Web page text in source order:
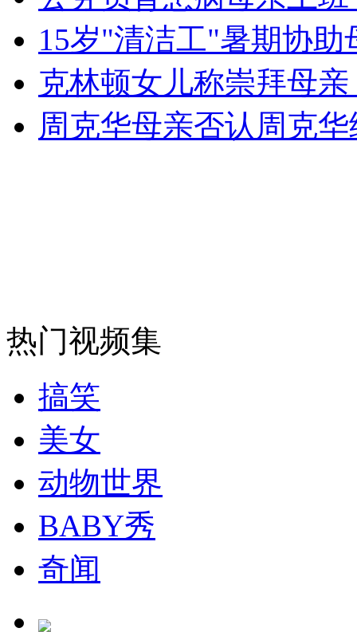
外交部：反对强权政治霸凌主义
消防员救轻生者 花炮节热闹非凡
纽约上演“枕头大战”
司机酒驾遇交警 急速倒车逃窜
15岁"清洁工"暑期协
克林顿女儿称崇拜母
周克华母亲否认周克
热门视频集
搞笑
美女
动物世界
BABY秀
奇闻